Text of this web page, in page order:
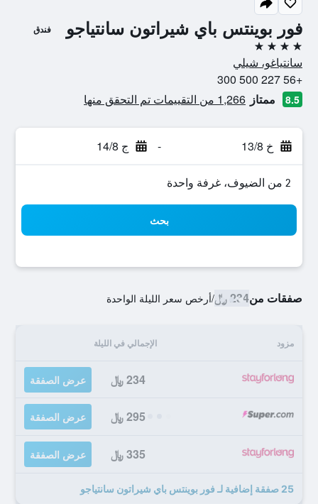
فور بوينتس باي شيراتون سانتياجو فندق
4 نجوم
سانتياغو، شيلي
+56 227 500 300
8.5 ممتاز 1,266 من التقييمات تم التحقق منها
خ 13/8 - ج 14/8
2 من الضيوف، غرفة واحدة
بحث
صفقات من234 ﷼ /أرخص سعر الليلة الواحدة
مزود الإجمالي في الليلة
234 ﷼ عرض الصفقة
295 ﷼ عرض الصفقة
335 ﷼ عرض الصفقة
25 صفقة إضافية لـ فور بوينتس باي شيراتون سانتياجو